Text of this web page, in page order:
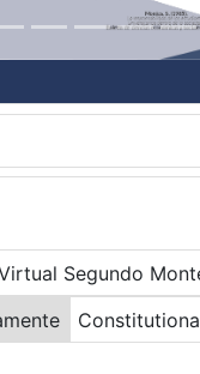
AUTOR P.
Segundo